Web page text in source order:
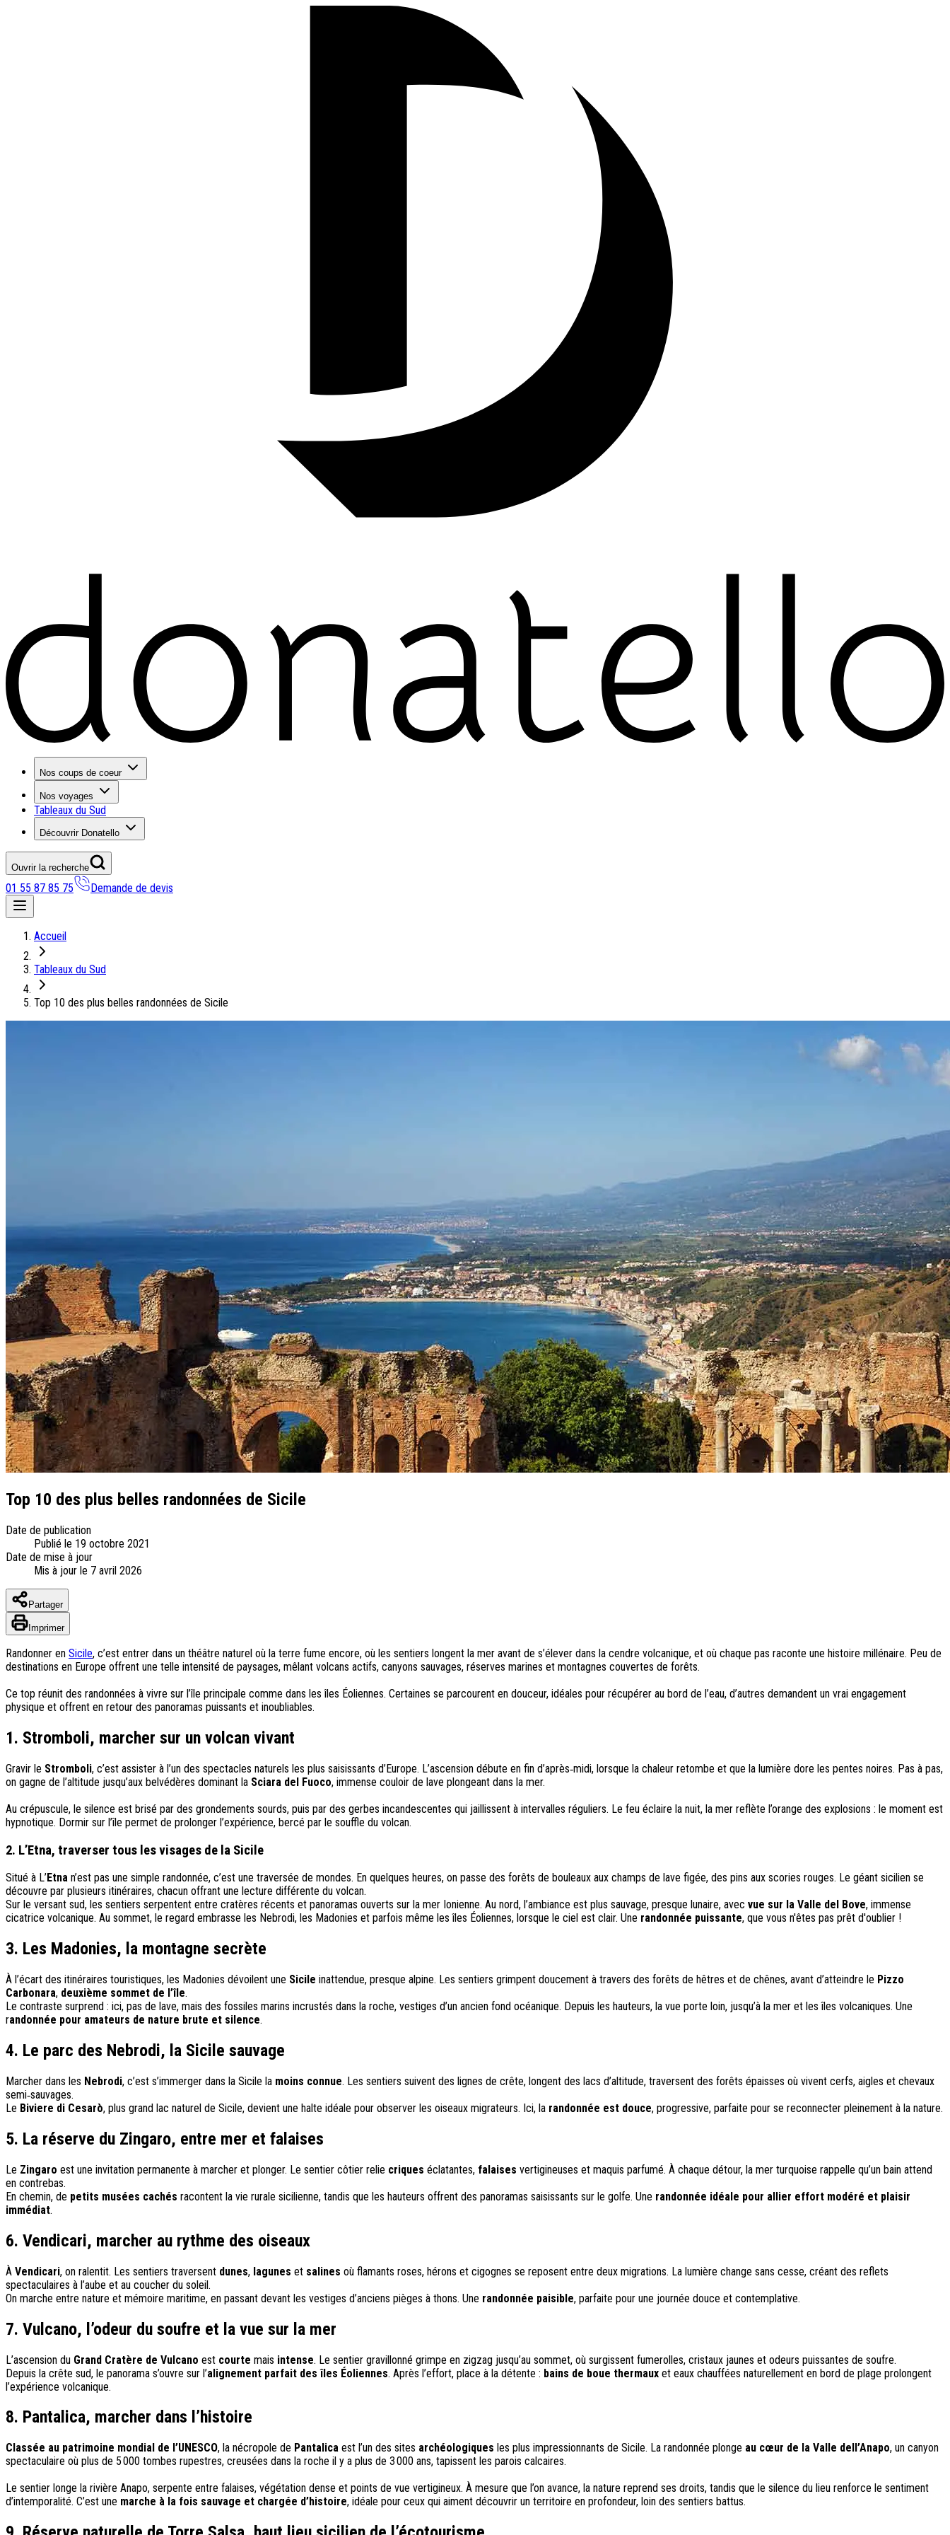
Nos coups de coeur
Nos voyages
Tableaux du Sud
Découvrir Donatello
Ouvrir la recherche
01 55 87 85 75 Demande de devis
Nos coups de coeur
On adore
Notre nouveauté : Madère douceur Atlantique
Séjour en amoureux : Acacia Marina
Portugal
Types de voyage
Circuits accompagnés
Circuits en petit groupe
Circuits en train
Séjours balnéaires
Séjours avec excursions
Week-ends & courts séjours
Itinéraires au volant
Croisières
Tableaux du Sud
Découvrir Donatello
Qui sommes-nous ?
Notre histoire
Tourisme responsable
Contactez-nous
Satisfaction client
Rejoignez-nous
Accueil
Tableaux du Sud
Top 10 des plus belles randonnées de Sicile
Top 10 des plus belles randonnées de Sicile
Date de publication
Publié le 19 octobre 2021
Date de mise à jour
Mis à jour le 7 avril 2026
Partager
Imprimer
Randonner en Sicile, c’est entrer dans un théâtre naturel où la terre fume encore, où les sentiers longent la mer avant de s’élever dans la cendre volcanique, et où chaque pas raconte une histoire millénaire. Peu de
destinations en Europe offrent une telle intensité de paysages, mêlant volcans actifs, canyons sauvages, réserves marines et montagnes couvertes de forêts.
Ce top réunit des randonnées à vivre sur l’île principale comme dans les îles Éoliennes. Certaines se parcourent en douceur, idéales pour récupérer au bord de l’eau, d’autres demandent un vrai engagement
physique et offrent en retour des panoramas puissants et inoubliables.
1. Stromboli, marcher sur un volcan vivant
Gravir le Stromboli, c’est assister à l’un des spectacles naturels les plus saisissants d’Europe. L’ascension débute en fin d’après‑midi, lorsque la chaleur retombe et que la lumière dore les pentes noires. Pas à pas,
on gagne de l’altitude jusqu’aux belvédères dominant la Sciara del Fuoco, immense couloir de lave plongeant dans la mer.
Au crépuscule, le silence est brisé par des grondements sourds, puis par des gerbes incandescentes qui jaillissent à intervalles réguliers. Le feu éclaire la nuit, la mer reflète l’orange des explosions : le moment est
hypnotique. Dormir sur l’île permet de prolonger l’expérience, bercé par le souffle du volcan.
2. L’Etna, traverser tous les visages de la Sicile
Situé à L’Etna n’est pas une simple randonnée, c’est une traversée de mondes. En quelques heures, on passe des forêts de bouleaux aux champs de lave figée, des pins aux scories rouges. Le géant sicilien se
découvre par plusieurs itinéraires, chacun offrant une lecture différente du volcan.
Sur le versant sud, les sentiers serpentent entre cratères récents et panoramas ouverts sur la mer Ionienne. Au nord, l’ambiance est plus sauvage, presque lunaire, avec vue sur la Valle del Bove, immense
cicatrice volcanique. Au sommet, le regard embrasse les Nebrodi, les Madonies et parfois même les îles Éoliennes, lorsque le ciel est clair. Une randonnée puissante, que vous n'êtes pas prêt d'oublier !
3. Les Madonies, la montagne secrète
À l’écart des itinéraires touristiques, les Madonies dévoilent une Sicile inattendue, presque alpine. Les sentiers grimpent doucement à travers des forêts de hêtres et de chênes, avant d’atteindre le Pizzo
Carbonara, deuxième sommet de l’île.
Le contraste surprend : ici, pas de lave, mais des fossiles marins incrustés dans la roche, vestiges d’un ancien fond océanique. Depuis les hauteurs, la vue porte loin, jusqu’à la mer et les îles volcaniques. Une
randonnée pour amateurs de nature brute et silence.
4. Le parc des Nebrodi, la Sicile sauvage
Marcher dans les Nebrodi, c’est s’immerger dans la Sicile la moins connue. Les sentiers suivent des lignes de crête, longent des lacs d’altitude, traversent des forêts épaisses où vivent cerfs, aigles et chevaux
semi‑sauvages.
Le Biviere di Cesarò, plus grand lac naturel de Sicile, devient une halte idéale pour observer les oiseaux migrateurs. Ici, la randonnée est douce, progressive, parfaite pour se reconnecter pleinement à la nature.
5. La réserve du Zingaro, entre mer et falaises
Le Zingaro est une invitation permanente à marcher et plonger. Le sentier côtier relie criques éclatantes, falaises vertigineuses et maquis parfumé. À chaque détour, la mer turquoise rappelle qu’un bain attend
en contrebas.
En chemin, de petits musées cachés racontent la vie rurale sicilienne, tandis que les hauteurs offrent des panoramas saisissants sur le golfe. Une randonnée idéale pour allier effort modéré et plaisir
immédiat.
6. Vendicari, marcher au rythme des oiseaux
À Vendicari, on ralentit. Les sentiers traversent dunes, lagunes et salines où flamants roses, hérons et cigognes se reposent entre deux migrations. La lumière change sans cesse, créant des reflets
spectaculaires à l’aube et au coucher du soleil.
On marche entre nature et mémoire maritime, en passant devant les vestiges d’anciens pièges à thons. Une randonnée paisible, parfaite pour une journée douce et contemplative.
7. Vulcano, l’odeur du soufre et la vue sur la mer
L’ascension du Grand Cratère de Vulcano est courte mais intense. Le sentier gravillonné grimpe en zigzag jusqu’au sommet, où surgissent fumerolles, cristaux jaunes et odeurs puissantes de soufre.
Depuis la crête sud, le panorama s’ouvre sur l’alignement parfait des îles Éoliennes. Après l’effort, place à la détente : bains de boue thermaux et eaux chauffées naturellement en bord de plage prolongent
l’expérience volcanique.
8. Pantalica, marcher dans l’histoire
Classée au patrimoine mondial de l’UNESCO, la nécropole de Pantalica est l’un des sites archéologiques les plus impressionnants de Sicile. La randonnée plonge au cœur de la Valle dell’Anapo, un canyon
spectaculaire où plus de 5 000 tombes rupestres, creusées dans la roche il y a plus de 3 000 ans, tapissent les parois calcaires.
Le sentier longe la rivière Anapo, serpente entre falaises, végétation dense et points de vue vertigineux. À mesure que l’on avance, la nature reprend ses droits, tandis que le silence du lieu renforce le sentiment
d’intemporalité. C’est une marche à la fois sauvage et chargée d’histoire, idéale pour ceux qui aiment découvrir un territoire en profondeur, loin des sentiers battus.